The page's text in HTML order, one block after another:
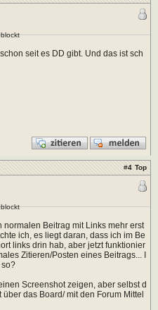
seit es DD gibt. Und das ist sch
#4 Top
normalen Beitrag mit Links mehr erst
ich, es liegt daran, dass ich im Be
links drin hab, aber jetzt funktionier
Zitieren/Posten eines Beitrags... I
Screenshot zeigen, aber selbst d
das Board/ mit den Forum Mittel